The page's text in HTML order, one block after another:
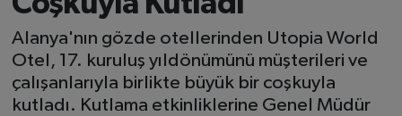
Alanya'nın gözde otellerinden Utopia World
Otel, 17. kuruluş yıldönümünü müşterileri ve
çalışanlarıyla birlikte büyük bir coşkuyla
kutladı. Kutlama etkinliklerine Genel Müdür